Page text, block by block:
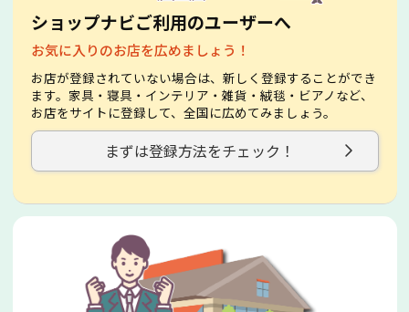
ショップナビご利用のユーザーへ
お気に入りのお店を広めましょう！
お店が登録されていない場合は、新しく登録することができ
ます。家具・寝具・インテリア・雑貨・絨毯・ビアノなど、
お店をサイトに登録して、全国に広めてみましょう。
まずは登録方法をチェック！